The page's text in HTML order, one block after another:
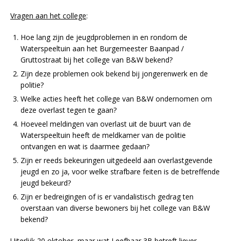
Vragen aan het college:
Hoe lang zijn de jeugdproblemen in en rondom de
Waterspeeltuin aan het Burgemeester Baanpad /
Gruttostraat bij het college van B&W bekend?
Zijn deze problemen ook bekend bij jongerenwerk en de
politie?
Welke acties heeft het college van B&W ondernomen om
deze overlast tegen te gaan?
Hoeveel meldingen van overlast uit de buurt van de
Waterspeeltuin heeft de meldkamer van de politie
ontvangen en wat is daarmee gedaan?
Zijn er reeds bekeuringen uitgedeeld aan overlastgevende
jeugd en zo ja, voor welke strafbare feiten is de betreffende
jeugd bekeurd?
Zijn er bedreigingen of is er vandalistisch gedrag ten
overstaan van diverse bewoners bij het college van B&W
bekend?